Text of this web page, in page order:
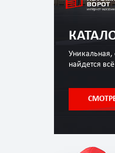
Уникальная,
найдется всё